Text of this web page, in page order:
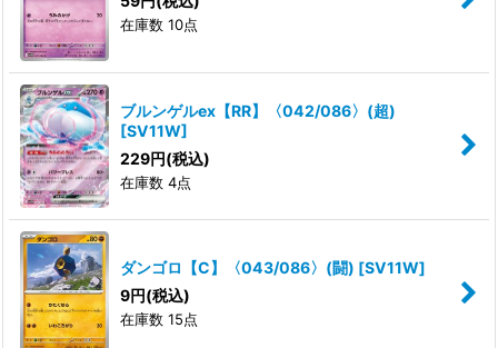
在庫数 10点
ブルンゲルex【RR】〈042/086〉(超)
[SV11W]
229円(税込)
在庫数 4点
ダンゴロ【C】〈043/086〉(闘) [SV11W]
9円(税込)
在庫数 15点